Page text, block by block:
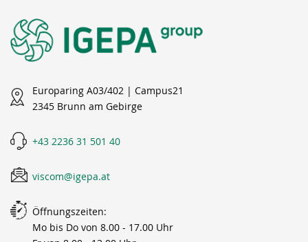
Europaring A03/402 | Campus21
2345 Brunn am Gebirge
+43 2236 31 501 40
viscom@igepa.at
Öffnungszeiten:
Mo bis Do von 8.00 - 17.00 Uhr